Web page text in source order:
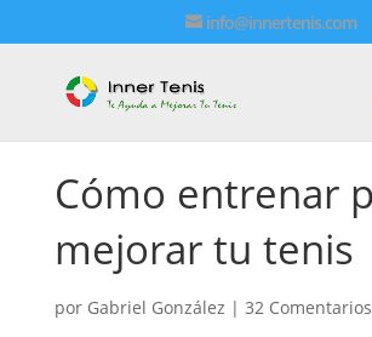
info@innertenis.com
Cómo entrenar
mejorar tu tenis
por Gabriel González | 32 Comentarios